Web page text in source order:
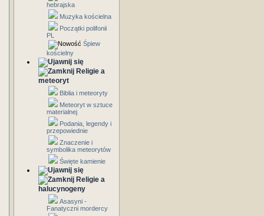
hebrajska
Muzyka kościelna
Początki polifonii
PL
Śpiew
kościelny
Religie a
meteoryt
Biblia i meteoryty
Meteoryt w sztuce
materialnej
Podania, legendy i
przepowiednie
Znaczenie i
symbolika meteorytów
Święte kamienie
Religie a
halucynogeny
Asasyni -
Fanatyczni mordercy